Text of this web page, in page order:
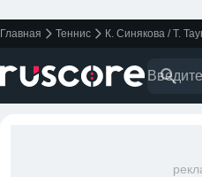
Главная Теннис К. Синякова / Т.